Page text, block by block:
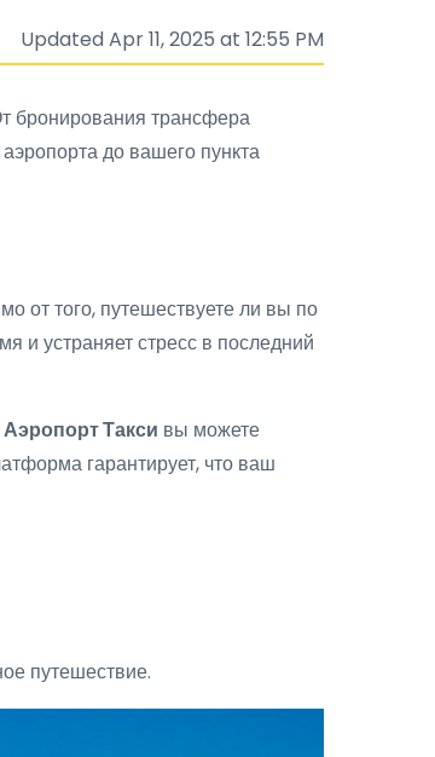
Updated Apr 11, 2025 at 12:55 PM
бронирования трансфера
до вашего пункта
от того, путешествуете ли вы по
и устраняет стресс в последний
Аэропорт Такси вы можете
гарантирует, что ваш
путешествие.